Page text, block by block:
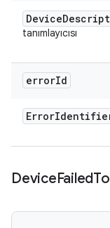
Device
tanımlayıcısı
errorId
Error
DeviceFailedTo